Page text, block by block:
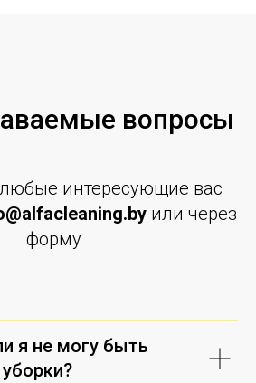
вопросы
интересующие вас
или через
форму
я не могу быть